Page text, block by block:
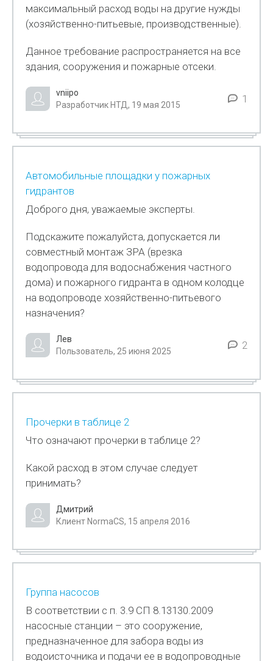
максимальный расход воды на другие нужды
(хозяйственно-питьевые, производственные).
Данное требование распространяется на все
здания, сооружения и пожарные отсеки.
vniipo
Разработчик НТД, 19 мая 2015
1
Автомобильные площадки у пожарных
гидрантов
Доброго дня, уважаемые эксперты.
Подскажите пожалуйста, допускается ли
совместный монтаж ЗРА (врезка
водопровода для водоснабжения частного
дома) и пожарного гидранта в одном колодце
на водопроводе хозяйственно-питьевого
назначения?
Лев
Пользователь, 25 июня 2025
2
Прочерки в таблице 2
Что означают прочерки в таблице 2?
Какой расход в этом случае следует
принимать?
Дмитрий
Клиент NormaCS, 15 апреля 2016
Группа насосов
В соответствии с п. 3.9 СП 8.13130.2009
насосные станции – это сооружение,
предназначенное для забора воды из
водоисточника и подачи ее в водопроводные